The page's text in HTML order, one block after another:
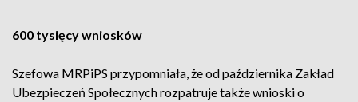
600 tysięcy wniosków
Szefowa MRPiPS przypomniała, że od października Zakład
Ubezpieczeń Społecznych rozpatruje także wnioski o